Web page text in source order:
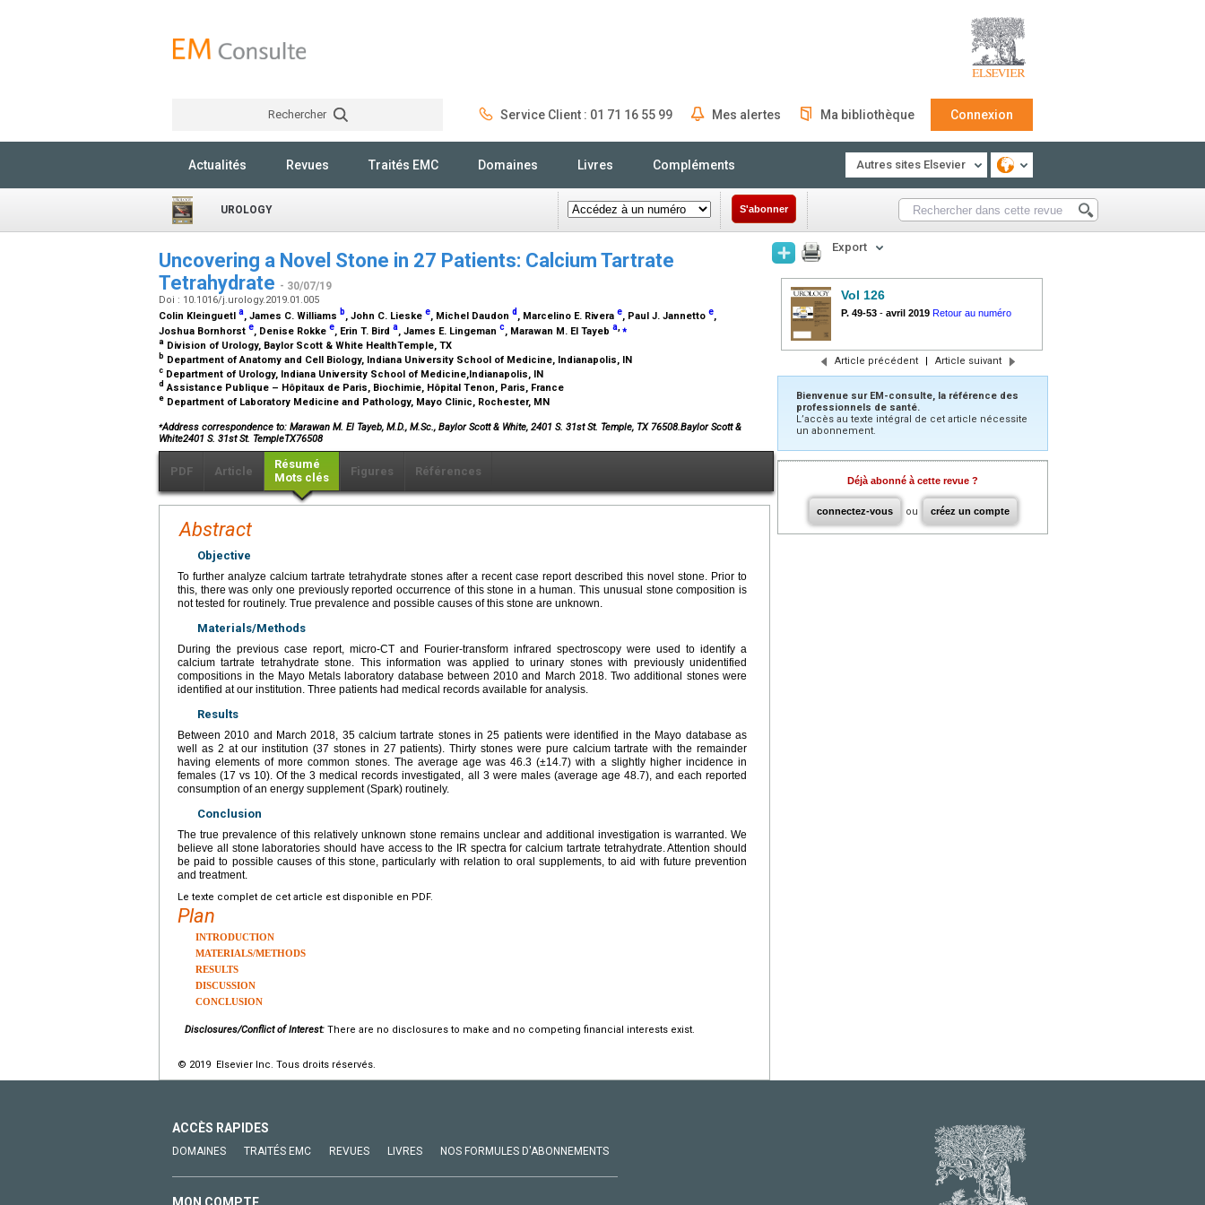
Rechercher Service Client : 01 71 16 55 99 Mes alertes Ma bibliothèque Connexion
Actualités Revues Traités EMC Domaines Livres Compléments Autres sites Elsevier
UROLOGY S'abonner
Uncovering a Novel Stone in 27 Patients: Calcium Tartrate
Tetrahydrate - 30/07/19
Doi : 10.1016/j.urology.2019.01.005
Colin Kleinguetl a, James C. Williams b, John C. Lieske e, Michel Daudon d , Marcelino E. Rivera e, Paul J. Jannetto e,
Joshua Bornhorst e, Denise Rokke e, Erin T. Bird a, James E. Lingeman c, Marawan M. El Tayeb a,⁎
a Division of Urology, Baylor Scott & White HealthTemple, TX
b Department of Anatomy and Cell Biology, Indiana University School of Medicine, Indianapolis, IN
c Department of Urology, Indiana University School of Medicine,Indianapolis, IN
d Assistance Publique – Hôpitaux de Paris, Biochimie, Hôpital Tenon, Paris, France
e Department of Laboratory Medicine and Pathology, Mayo Clinic, Rochester, MN
⁎Address correspondence to: Marawan M. El Tayeb, M.D., M.Sc., Baylor Scott & White, 2401 S. 31st St. Temple, TX 76508.Baylor Scott &
White2401 S. 31st St. TempleTX76508
PDF Article
Résumé
Mots clés
Figures Références
Abstract
Objective
To further analyze calcium tartrate tetrahydrate stones after a recent case report described this novel stone. Prior to
this, there was only one previously reported occurrence of this stone in a human. This unusual stone composition is
not tested for routinely. True prevalence and possible causes of this stone are unknown.
Materials/Methods
During the previous case report, micro-CT and Fourier-transform infrared spectroscopy were used to identify a
calcium tartrate tetrahydrate stone. This information was applied to urinary stones with previously unidentified
compositions in the Mayo Metals laboratory database between 2010 and March 2018. Two additional stones were
identified at our institution. Three patients had medical records available for analysis.
Results
Between 2010 and March 2018, 35 calcium tartrate stones in 25 patients were identified in the Mayo database as
well as 2 at our institution (37 stones in 27 patients). Thirty stones were pure calcium tartrate with the remainder
having elements of more common stones. The average age was 46.3 (±14.7) with a slightly higher incidence in
females (17 vs 10). Of the 3 medical records investigated, all 3 were males (average age 48.7), and each reported
consumption of an energy supplement (Spark) routinely.
Conclusion
The true prevalence of this relatively unknown stone remains unclear and additional investigation is warranted. We
believe all stone laboratories should have access to the IR spectra for calcium tartrate tetrahydrate. Attention should
be paid to possible causes of this stone, particularly with relation to oral supplements, to aid with future prevention
and treatment.
Le texte complet de cet article est disponible en PDF.
Plan
INTRODUCTION
MATERIALS/METHODS
RESULTS
DISCUSSION
CONCLUSION
Disclosures/Conflict of Interest: There are no disclosures to make and no competing financial interests exist.
© 2019 Elsevier Inc. Tous droits réservés.
Export
Vol 126
P. 49-53 - avril 2019 Retour au numéro
Article précédent | Article suivant
Bienvenue sur EM-consulte, la référence des
professionnels de santé.
L’accès au texte intégral de cet article nécessite
un abonnement.
Déjà abonné à cette revue ?
connectez-vous ou créez un compte
ACCÈS RAPIDES
DOMAINES TRAITÉS EMC REVUES LIVRES NOS FORMULES D'ABONNEMENTS